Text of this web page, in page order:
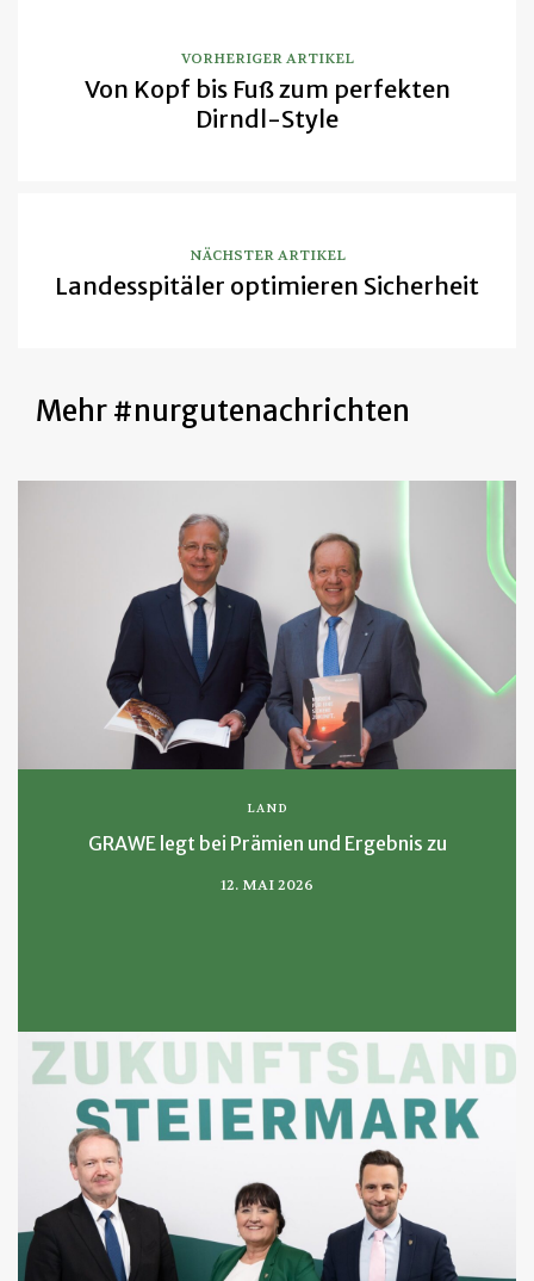
VORHERIGER ARTIKEL
Von Kopf bis Fuß zum perfekten
Dirndl-Style
NÄCHSTER ARTIKEL
Landesspitäler optimieren Sicherheit
Mehr #nurgutenachrichten
LAND
GRAWE legt bei Prämien und Ergebnis zu
12. MAI 2026